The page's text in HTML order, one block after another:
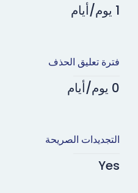
1 يوم/أيام
فترة تعليق الحذف
0 يوم/أيام
التجديدات الصريحة
Yes